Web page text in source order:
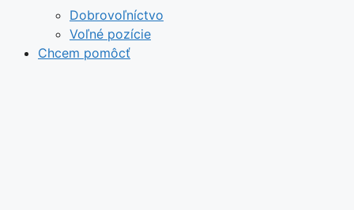
Dobrovoľníctvo
Voľné pozície
Chcem pomôcť